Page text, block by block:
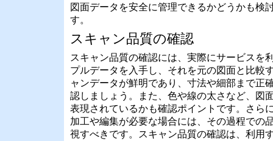
図面データを安全に管理できるかどうかも検
す。
スキャン品質の確認
スキャン品質の確認には、実際にサービスを
プルデータを入手し、それを元の図面と比較
ャンデータが鮮明であり、寸法や細部まで正
認しましょう。また、色や線の太さなど、図
表現されているかも確認ポイントです。さら
加工や編集が必要な場合には、その過程での
視すべきです。スキャン品質の確認は、利用